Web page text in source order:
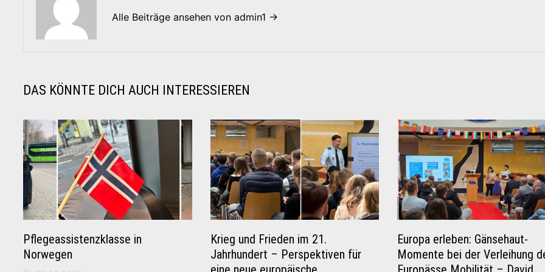
Alle Beiträge ansehen von admin1 →
DAS KÖNNTE DICH AUCH INTERESSIEREN
Pflegeassistenzklasse in
Norwegen
Krieg und Frieden im 21.
Jahrhundert – Perspektiven für
Europa erleben: Gänsehaut-
Momente bei der Verleihung